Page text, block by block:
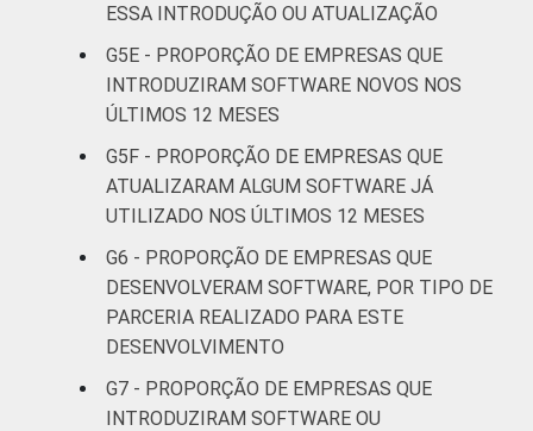
ESSA INTRODUÇÃO OU ATUALIZAÇÃO
G5E - PROPORÇÃO DE EMPRESAS QUE
INTRODUZIRAM SOFTWARE NOVOS NOS
ÚLTIMOS 12 MESES
G5F - PROPORÇÃO DE EMPRESAS QUE
ATUALIZARAM ALGUM SOFTWARE JÁ
UTILIZADO NOS ÚLTIMOS 12 MESES
G6 - PROPORÇÃO DE EMPRESAS QUE
DESENVOLVERAM SOFTWARE, POR TIPO DE
PARCERIA REALIZADO PARA ESTE
DESENVOLVIMENTO
G7 - PROPORÇÃO DE EMPRESAS QUE
INTRODUZIRAM SOFTWARE OU